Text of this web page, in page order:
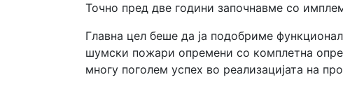
Точно пред две години започнавме со
Главна цел беше да ја подобриме
шумски пожари опремени со комплетна
многу поголем успех во реализацијата на